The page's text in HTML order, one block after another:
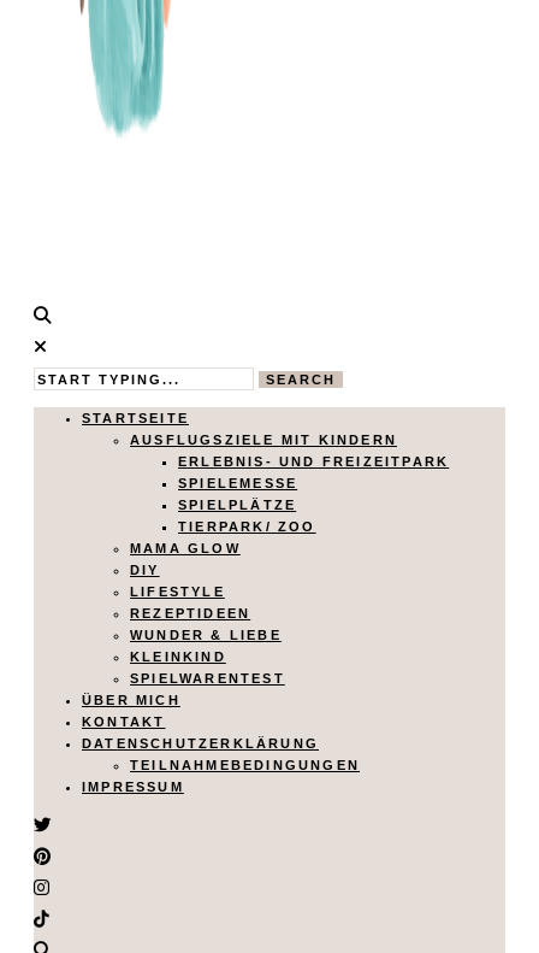
Calistas
Traum
MAMABLOG
SEARCH
STARTSEITE
AUSFLUGSZIELE MIT KINDERN
ERLEBNIS- UND FREIZEITPARK
SPIELEMESSE
SPIELPLÄTZE
TIERPARK/ ZOO
MAMA GLOW
DIY
LIFESTYLE
REZEPTIDEEN
WUNDER & LIEBE
KLEINKIND
SPIELWARENTEST
ÜBER MICH
KONTAKT
DATENSCHUTZERKLÄRUNG
TEILNAHMEBEDINGUNGEN
IMPRESSUM